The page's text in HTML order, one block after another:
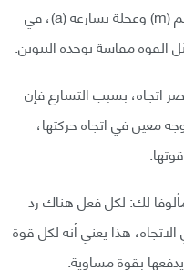
القانون الثاني يعقد صلة بين كتلة الجسم (m) وعجلة تسارعه (a)، في
اتجاه، بسبب التسارع فإن
معين في اتجاه حركتها،
لك: لكل فعل هناك رد
هذا يعني أنه لكل قوة
بقوة مساوية.